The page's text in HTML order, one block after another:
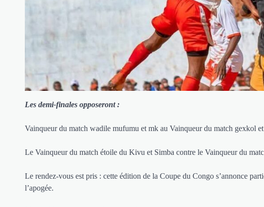
Les demi-finales opposeront :
Vainqueur du match wadile mufumu et mk au Vainqueur du match gexkol
Le Vainqueur du match étoile du Kivu et Simba contre le Vainqueur du
Le rendez-vous est pris : cette édition de la Coupe du Congo s’annonce
l’apogée.